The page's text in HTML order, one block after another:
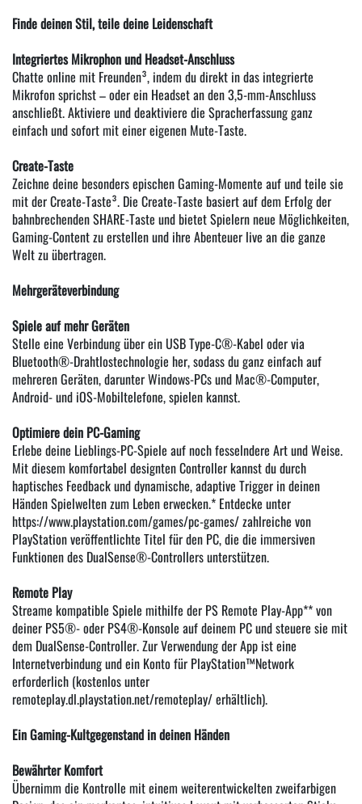
Finde deinen Stil, teile deine Leidenschaft
Integriertes Mikrophon und Headset-Anschluss
Chatte online mit Freunden³, indem du direkt in das integrierte
Mikrofon sprichst – oder ein Headset an den 3,5-mm-Anschluss
anschließt. Aktiviere und deaktiviere die Spracherfassung ganz
einfach und sofort mit einer eigenen Mute-Taste.
Create-Taste
Zeichne deine besonders epischen Gaming-Momente auf und teile sie
mit der Create-Taste³. Die Create-Taste basiert auf dem Erfolg der
bahnbrechenden SHARE-Taste und bietet Spielern neue Möglichkeiten,
Gaming-Content zu erstellen und ihre Abenteuer live an die ganze
Welt zu übertragen.
Mehrgeräteverbindung
Spiele auf mehr Geräten
Stelle eine Verbindung über ein USB Type-C®-Kabel oder via
Bluetooth®-Drahtlostechnologie her, sodass du ganz einfach auf
mehreren Geräten, darunter Windows-PCs und Mac®-Computer,
Android- und iOS-Mobiltelefone, spielen kannst.
Optimiere dein PC-Gaming
Erlebe deine Lieblings-PC-Spiele auf noch fesselndere Art und Weise.
Mit diesem komfortabel designten Controller kannst du durch
haptisches Feedback und dynamische, adaptive Trigger in deinen
Händen Spielwelten zum Leben erwecken.* Entdecke unter
https://www.playstation.com/games/pc-games/zahlreiche von
PlayStation veröffentlichte Titel für den PC, die die immersiven
Funktionen des DualSense®-Controllers unterstützen.
Remote Play
Streame kompatible Spiele mithilfe der PS Remote Play-App** von
deiner PS5®- oder PS4®-Konsole auf deinem PC und steuere sie mit
dem DualSense-Controller. Zur Verwendung der App ist eine
Internetverbindung und ein Konto für PlayStation™Network
erforderlich (kostenlos unter
remoteplay.dl.playstation.net/remoteplay/ erhältlich).
Ein Gaming-Kultgegenstand in deinen Händen
Bewährter Komfort
Übernimm die Kontrolle mit einem weiterentwickelten zweifarbigen